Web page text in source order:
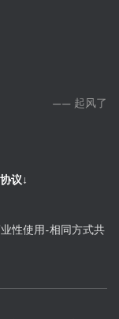
—— 起风了
议↓
性使用-相同方式共